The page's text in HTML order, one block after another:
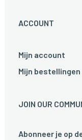
ACCOUNT
Mijn account
Mijn bestellingen
JOIN OUR
Abonneer je op